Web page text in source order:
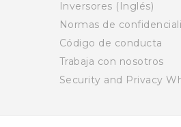
Inversores (Inglés)
Normas de
Código de conducta
Trabaja con nosotros
Security and Privacy